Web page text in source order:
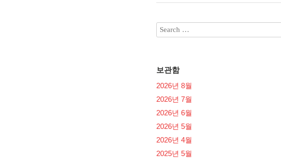
보관함
2026년 8월
2026년 7월
2026년 6월
2026년 5월
2026년 4월
2025년 5월